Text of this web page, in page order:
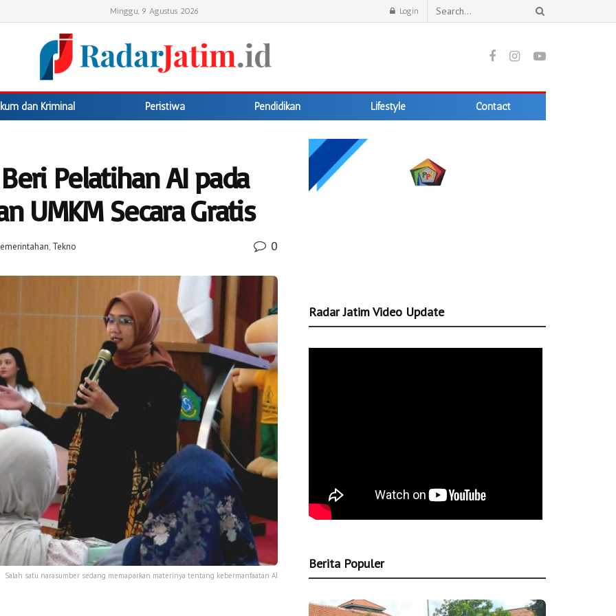
Minggu, 9 Agustus 2026 Login
dan Kriminal Peristiwa Pendidikan Lifestyle Contact
Pelatihan AI pada
UMKM Secara Gratis
, Tekno 0
Salah satu narasumber sedang memaparkan materinya tentang kebermanfaatan AI
Radar Jatim Video Update
Berita Populer